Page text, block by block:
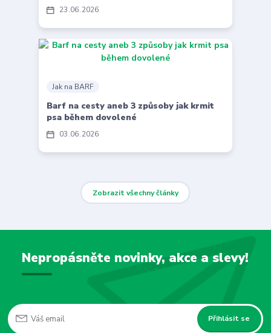
23 06 2026
03 06 2026
Jak na BARF
Barf na cesty aneb 3 způsoby jak krmit
psa během dovolené
Zobrazit všechny články
Nepropásněte novinky, akce a slevy!
Přihlásit se